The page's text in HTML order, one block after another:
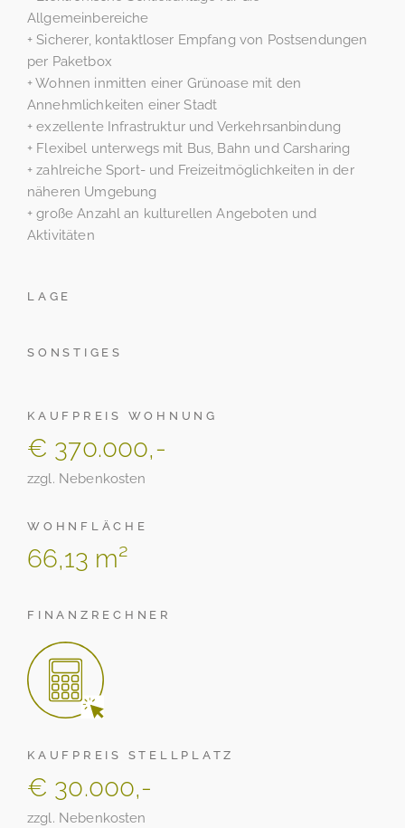
Allgemeinbereiche
+ Sicherer, kontaktloser Empfang von Postsendungen
per Paketbox
+ Wohnen inmitten einer Grünoase mit den
Annehmlichkeiten einer Stadt
+ exzellente Infrastruktur und Verkehrsanbindung
+ Flexibel unterwegs mit Bus, Bahn und Carsharing
+ zahlreiche Sport- und Freizeitmöglichkeiten in der
näheren Umgebung
+ große Anzahl an kulturellen Angeboten und
Aktivitäten
LAGE
SONSTIGES
KAUFPREIS WOHNUNG
€ 370.000,-
zzgl. Nebenkosten
WOHNFLÄCHE
66,13 m²
FINANZRECHNER
KAUFPREIS STELLPLATZ
€ 30.000,-
zzgl. Nebenkosten